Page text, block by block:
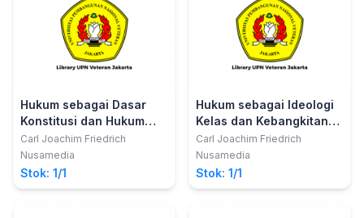
Hukum sebagai Dasar
Konstitusi dan Hukum
sebagai Ungkapan Ruh
Carl Joachim Friedrich
Nusamedia
Stok: 1/1
Hukum sebagai Ideologi
Kelas dan Kebangkitan
Hukum Alam di Eropa dan
Amerika
Carl Joachim Friedrich
Nusamedia
Stok: 1/1